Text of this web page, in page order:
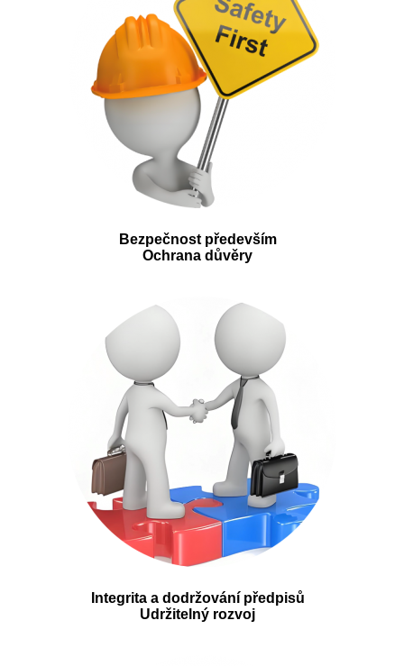
Bezpečnost především
Ochrana důvěry
Integrita a dodržování předpisů
Udržitelný rozvoj